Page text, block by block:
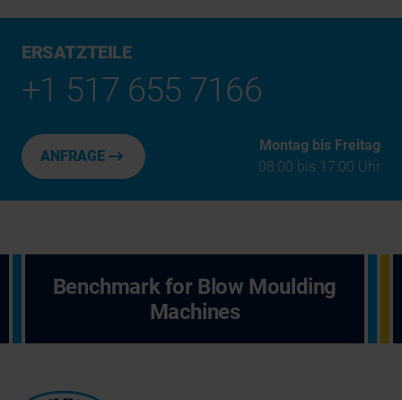
ERSATZTEILE
+1 517 655 7166
ANFRAGE
Montag bis Freitag
08:00 bis 17:00 Uhr
Benchmark for Blow Moulding
Machines